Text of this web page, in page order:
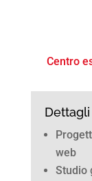
Centro
web
Studio